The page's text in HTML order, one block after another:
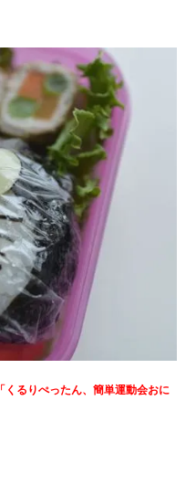
「くるりぺったん、簡単運動会おに